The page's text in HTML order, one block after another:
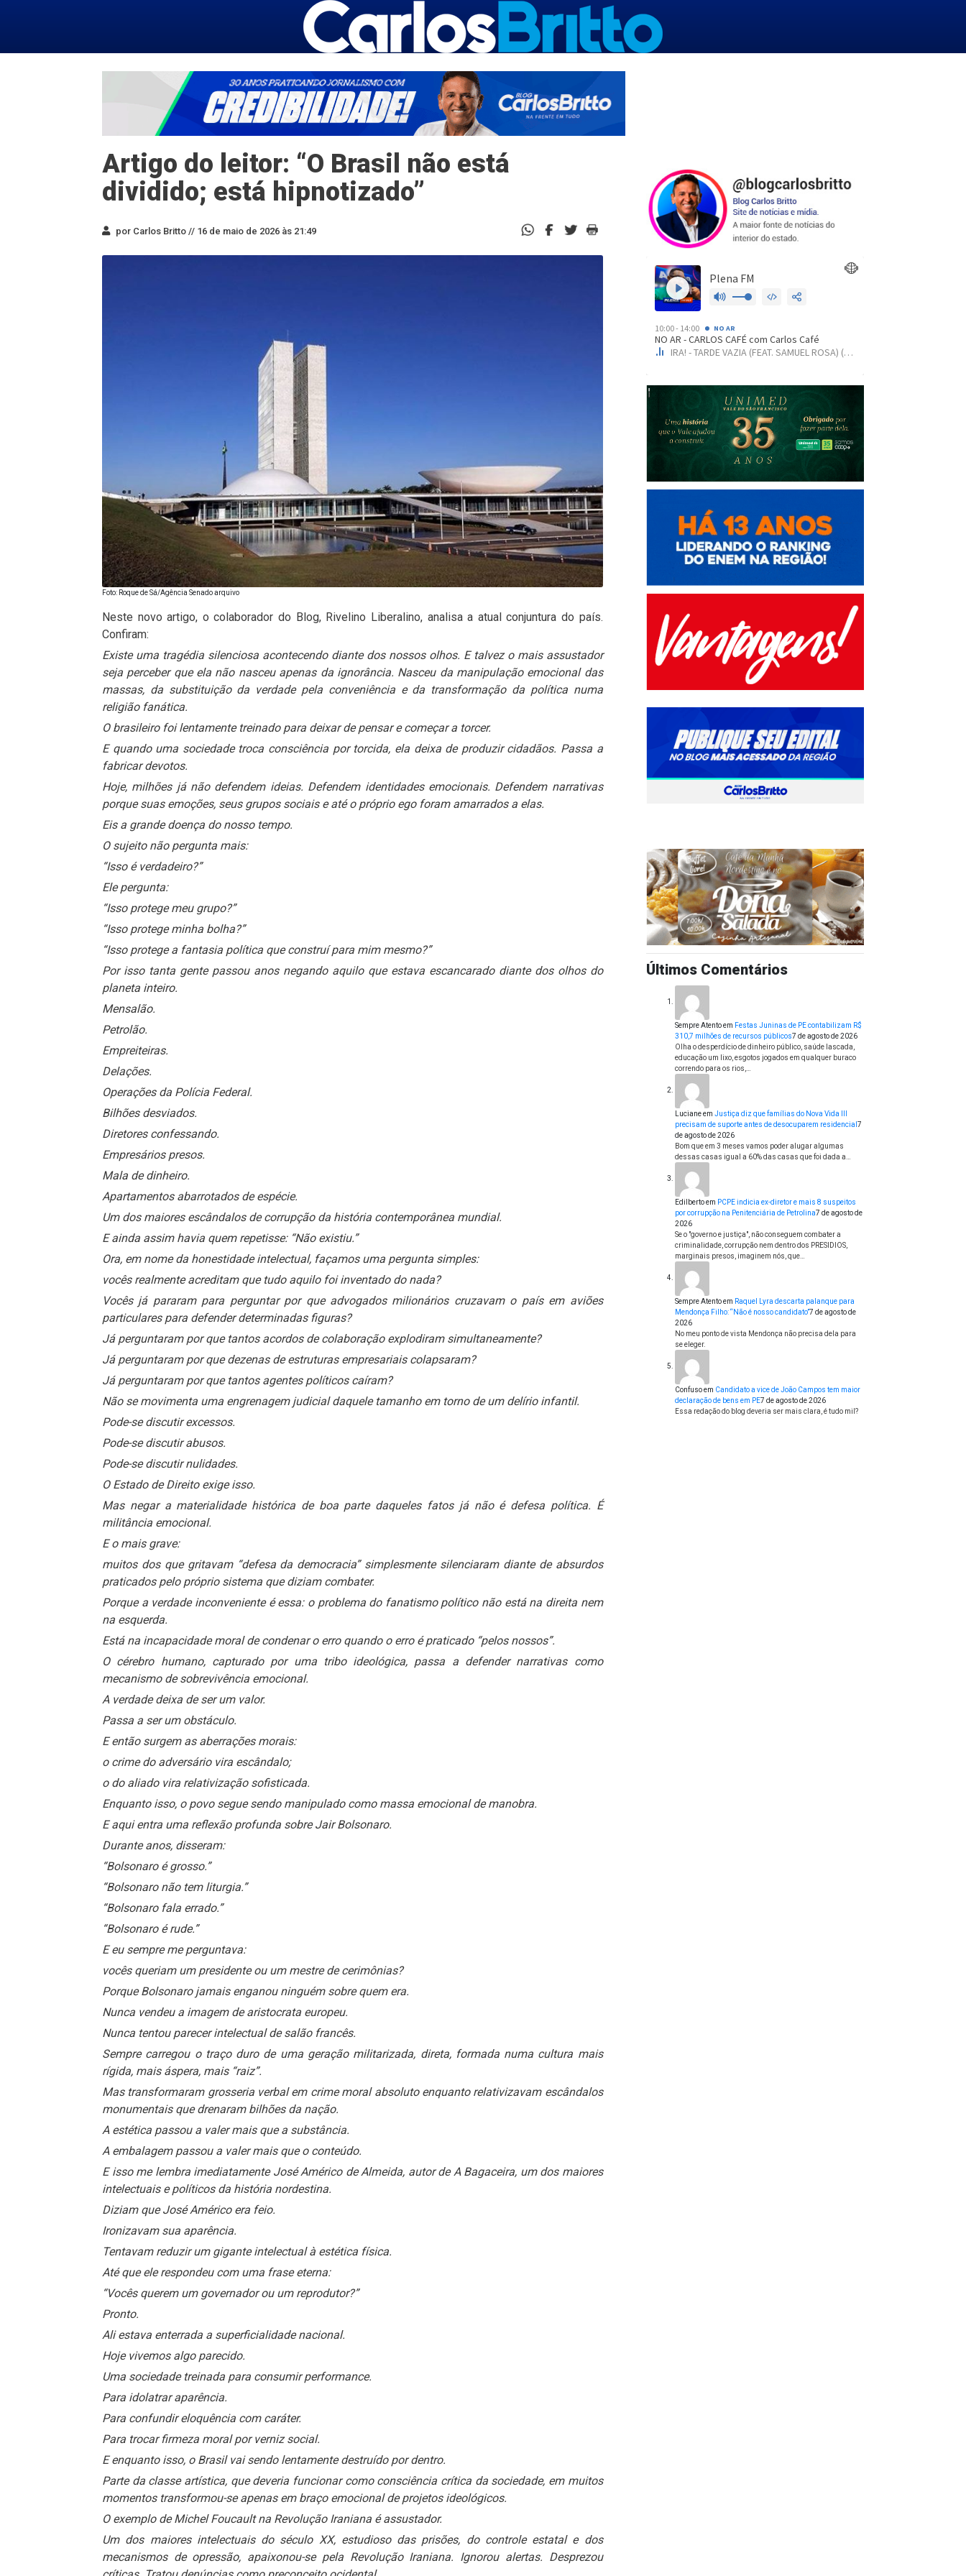
Artigo do leitor: “O Brasil não está
dividido; está hipnotizado”
por Carlos Britto // 16 de maio de 2026 às 21:49
Foto: Roque de Sá/Agência Senado arquivo
Neste novo artigo, o colaborador do Blog, Rivelino Liberalino, analisa a atual conjuntura do país.
Confiram:
Existe uma tragédia silenciosa acontecendo diante dos nossos olhos. E talvez o mais assustador
seja perceber que ela não nasceu apenas da ignorância. Nasceu da manipulação emocional das
massas, da substituição da verdade pela conveniência e da transformação da política numa
religião fanática.
O brasileiro foi lentamente treinado para deixar de pensar e começar a torcer.
E quando uma sociedade troca consciência por torcida, ela deixa de produzir cidadãos. Passa a
fabricar devotos.
Hoje, milhões já não defendem ideias. Defendem identidades emocionais. Defendem narrativas
porque suas emoções, seus grupos sociais e até o próprio ego foram amarrados a elas.
Eis a grande doença do nosso tempo.
O sujeito não pergunta mais:
“Isso é verdadeiro?”
Ele pergunta:
“Isso protege meu grupo?”
“Isso protege minha bolha?”
“Isso protege a fantasia política que construí para mim mesmo?”
Por isso tanta gente passou anos negando aquilo que estava escancarado diante dos olhos do
planeta inteiro.
Mensalão.
Petrolão.
Empreiteiras.
Delações.
Operações da Polícia Federal.
Bilhões desviados.
Diretores confessando.
Empresários presos.
Mala de dinheiro.
Apartamentos abarrotados de espécie.
Um dos maiores escândalos de corrupção da história contemporânea mundial.
E ainda assim havia quem repetisse: “Não existiu.”
Ora, em nome da honestidade intelectual, façamos uma pergunta simples:
vocês realmente acreditam que tudo aquilo foi inventado do nada?
Vocês já pararam para perguntar por que advogados milionários cruzavam o país em aviões
particulares para defender determinadas figuras?
Já perguntaram por que tantos acordos de colaboração explodiram simultaneamente?
Já perguntaram por que dezenas de estruturas empresariais colapsaram?
Já perguntaram por que tantos agentes políticos caíram?
Não se movimenta uma engrenagem judicial daquele tamanho em torno de um delírio infantil.
Pode-se discutir excessos.
Pode-se discutir abusos.
Pode-se discutir nulidades.
O Estado de Direito exige isso.
Mas negar a materialidade histórica de boa parte daqueles fatos já não é defesa política. É
militância emocional.
E o mais grave:
muitos dos que gritavam “defesa da democracia” simplesmente silenciaram diante de absurdos
praticados pelo próprio sistema que diziam combater.
Porque a verdade inconveniente é essa: o problema do fanatismo político não está na direita nem
na esquerda.
Está na incapacidade moral de condenar o erro quando o erro é praticado “pelos nossos”.
O cérebro humano, capturado por uma tribo ideológica, passa a defender narrativas como
mecanismo de sobrevivência emocional.
A verdade deixa de ser um valor.
Passa a ser um obstáculo.
E então surgem as aberrações morais:
o crime do adversário vira escândalo;
o do aliado vira relativização sofisticada.
Enquanto isso, o povo segue sendo manipulado como massa emocional de manobra.
E aqui entra uma reflexão profunda sobre Jair Bolsonaro.
Durante anos, disseram:
“Bolsonaro é grosso.”
“Bolsonaro não tem liturgia.”
“Bolsonaro fala errado.”
“Bolsonaro é rude.”
E eu sempre me perguntava:
vocês queriam um presidente ou um mestre de cerimônias?
Porque Bolsonaro jamais enganou ninguém sobre quem era.
Nunca vendeu a imagem de aristocrata europeu.
Nunca tentou parecer intelectual de salão francês.
Sempre carregou o traço duro de uma geração militarizada, direta, formada numa cultura mais
rígida, mais áspera, mais “raiz”.
Mas transformaram grosseria verbal em crime moral absoluto enquanto relativizavam escândalos
monumentais que drenaram bilhões da nação.
A estética passou a valer mais que a substância.
A embalagem passou a valer mais que o conteúdo.
E isso me lembra imediatamente José Américo de Almeida, autor de A Bagaceira, um dos maiores
intelectuais e políticos da história nordestina.
Diziam que José Américo era feio.
Ironizavam sua aparência.
Tentavam reduzir um gigante intelectual à estética física.
Até que ele respondeu com uma frase eterna:
“Vocês querem um governador ou um reprodutor?”
Pronto.
Ali estava enterrada a superficialidade nacional.
Hoje vivemos algo parecido.
Uma sociedade treinada para consumir performance.
Para idolatrar aparência.
Para confundir eloquência com caráter.
Para trocar firmeza moral por verniz social.
E enquanto isso, o Brasil vai sendo lentamente destruído por dentro.
Parte da classe artística, que deveria funcionar como consciência crítica da sociedade, em muitos
momentos transformou-se apenas em braço emocional de projetos ideológicos.
O exemplo de Michel Foucault na Revolução Iraniana é assustador.
Um dos maiores intelectuais do século XX, estudioso das prisões, do controle estatal e dos
mecanismos de opressão, apaixonou-se pela Revolução Iraniana. Ignorou alertas. Desprezou
Últimos Comentários
Sempre Atentoem Festas Juninas de PE contabilizam R$
310,7 milhões de recursos públicos7 de agosto de 2026
Olha o desperdício de dinheiro público, saúde lascada,
educação um lixo, esgotos jogados em qualquer buraco
correndo para os rios,…
Lucianeem Justiça diz que famílias do Nova Vida III
precisam de suporte antes de desocuparem residencial 7
de agosto de 2026
Bom que em 3 meses vamos poder alugar algumas
dessas casas igual a 60% das casas que foi dada a…
Edilbertoem PCPE indicia ex-diretor e mais 8 suspeitos
por corrupção na Penitenciária de Petrolina7 de agosto de
2026
Se o "governo e justiça", não conseguem combater a
criminalidade, corrupção nem dentro dos PRESIDIOS,
marginais presos, imaginem nós, que…
Sempre Atentoem Raquel Lyra descarta palanque para
Mendonça Filho: “Não é nosso candidato”7 de agosto de
2026
No meu ponto de vista Mendonça não precisa dela para
se eleger.
Confusoem Candidato a vice de João Campos tem maior
declaração de bens em PE7 de agosto de 2026
Essa redação do blog deveria ser mais clara, é tudo mil?